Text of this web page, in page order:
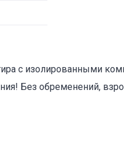
с изолированными
Без обременений,